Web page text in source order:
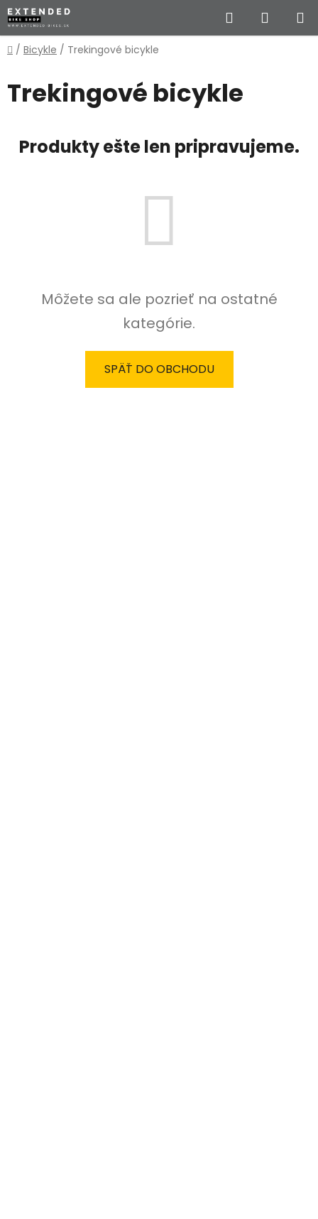
Prejsť
na
obsah
Hľadať
KOŠÍK
Domov
/ Bicykle / Trekingové bicykle
Trekingové bicykle
Produkty ešte len pripravujeme.
Môžete sa ale pozrieť na ostatné
kategórie.
SPÄŤ DO OBCHODU